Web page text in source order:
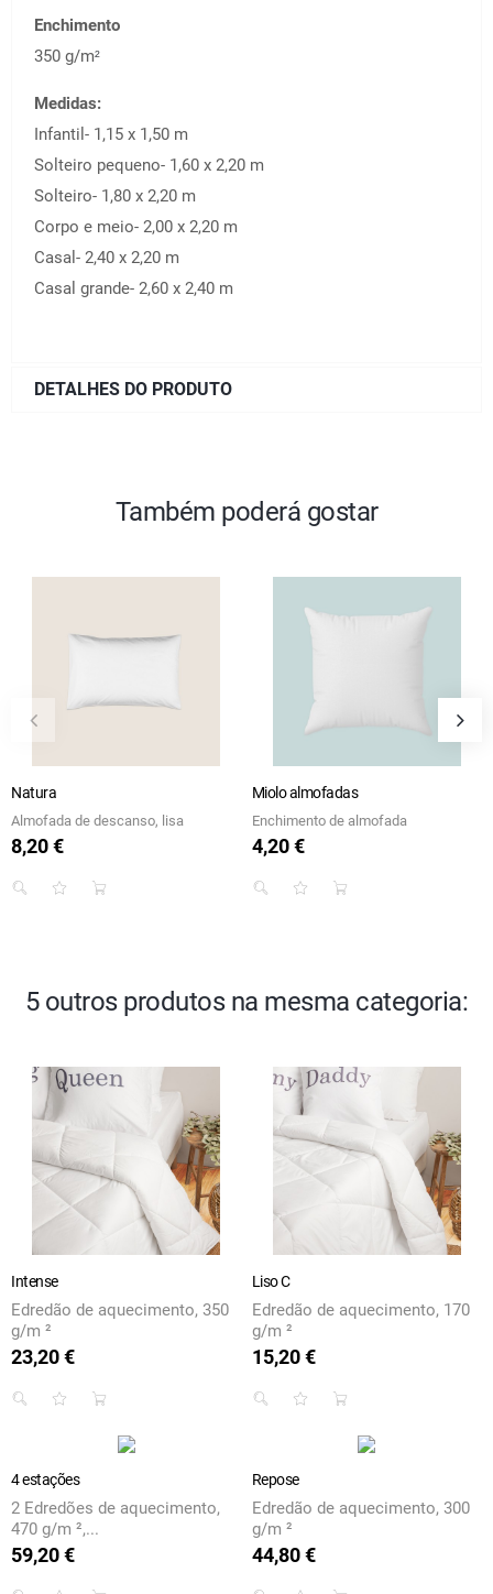
Enchimento
350 g/m²
Medidas:
Infantil- 1,15 x 1,50 m
Solteiro pequeno- 1,60 x 2,20 m
Solteiro- 1,80 x 2,20 m
Corpo e meio- 2,00 x 2,20 m
Casal- 2,40 x 2,20 m
Casal grande- 2,60 x 2,40 m
DETALHES DO PRODUTO
Também poderá gostar
Natura
Almofada de descanso, lisa
Preço
8,20 €
Miolo almofadas
Enchimento de almofada
Preço
4,20 €
5 outros produtos na mesma categoria:
Intense
Edredão de aquecimento, 350
g/m ²
Preço
23,20 €
Liso C
Edredão de aquecimento, 170
g/m ²
Preço
15,20 €
4 estações
2 Edredões de aquecimento,
470 g/m ²,...
Preço
59,20 €
Repose
Edredão de aquecimento, 300
g/m ²
Preço
44,80 €